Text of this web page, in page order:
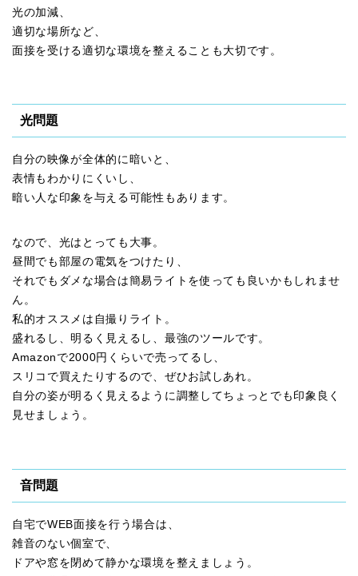
光の加減、
適切な場所など、
面接を受ける適切な環境を整えることも大切です。
光問題
自分の映像が全体的に暗いと、
表情もわかりにくいし、
暗い人な印象を与える可能性もあります。
なので、光はとっても大事。
昼間でも部屋の電気をつけたり、
それでもダメな場合は簡易ライトを使っても良いかもしれませ
ん。
私的オススメは自撮りライト。
盛れるし、明るく見えるし、最強のツールです。
Amazonで2000円くらいで売ってるし、
スリコで買えたりするので、ぜひお試しあれ。
自分の姿が明るく見えるように調整してちょっとでも印象良く
見せましょう。
音問題
自宅でWEB面接を行う場合は、
雑音のない個室で、
ドアや窓を閉めて静かな環境を整えましょう。